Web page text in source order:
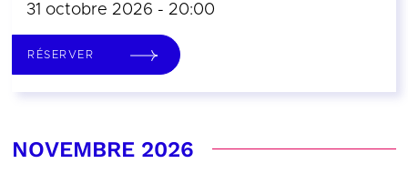
31 octobre 2026 - 20:00
RÉSERVER
NOVEMBRE 2026